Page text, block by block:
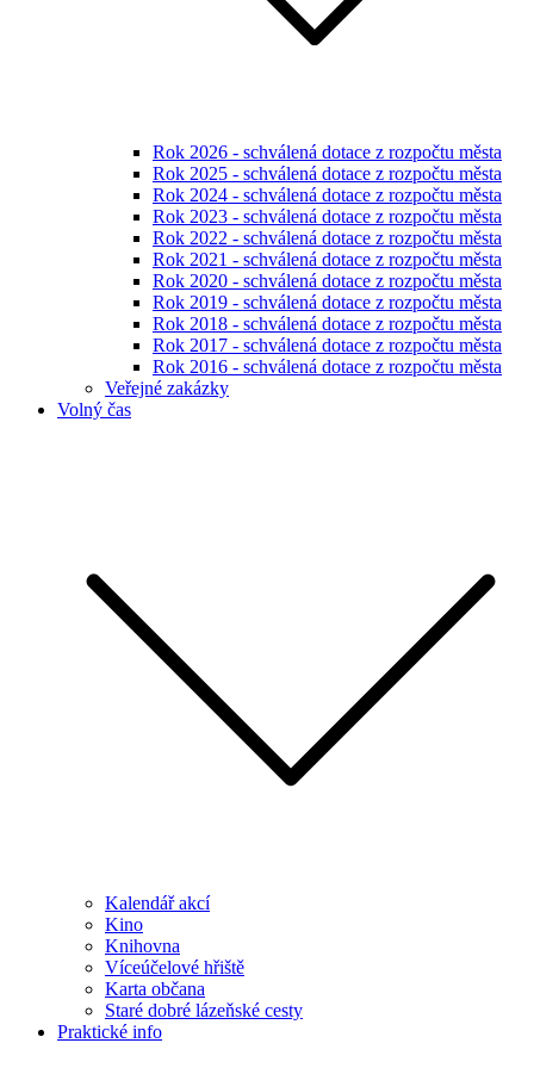
Rok 2026 - schválená dotace z rozpočtu města
Rok 2025 - schválená dotace z rozpočtu města
Rok 2024 - schválená dotace z rozpočtu města
Rok 2023 - schválená dotace z rozpočtu města
Rok 2022 - schválená dotace z rozpočtu města
Rok 2021 - schválená dotace z rozpočtu města
Rok 2020 - schválená dotace z rozpočtu města
Rok 2019 - schválená dotace z rozpočtu města
Rok 2018 - schválená dotace z rozpočtu města
Rok 2017 - schválená dotace z rozpočtu města
Rok 2016 - schválená dotace z rozpočtu města
Veřejné zakázky
Volný čas
Kalendář akcí
Kino
Knihovna
Víceúčelové hřiště
Karta občana
Staré dobré lázeňské cesty
Praktické info